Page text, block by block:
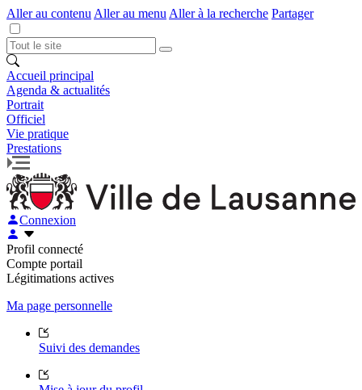
Aller au contenu Aller au menu Aller à la recherche Partager
Accueil principal
Agenda & actualités
Portrait
Officiel
Vie pratique
Prestations
Connexion
Profil connecté
Compte portail
Légitimations actives
Ma page personnelle
Suivi des demandes